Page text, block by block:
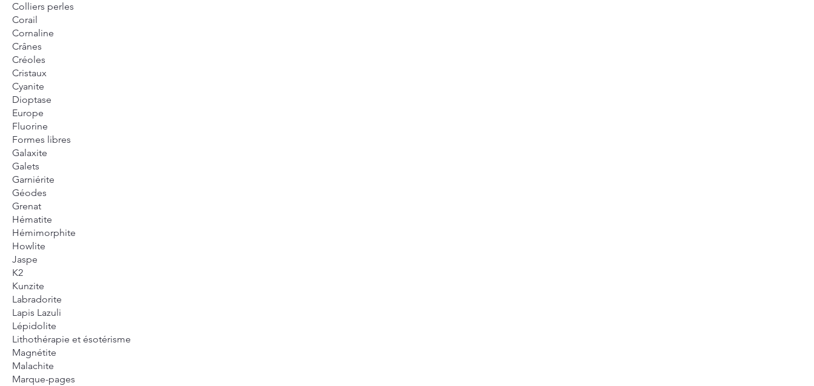
Colliers perles
Corail
Cornaline
Crânes
Créoles
Cristaux
Cyanite
Dioptase
Europe
Fluorine
Formes libres
Galaxite
Galets
Garniérite
Géodes
Grenat
Hématite
Hémimorphite
Howlite
Jaspe
K2
Kunzite
Labradorite
Lapis Lazuli
Lépidolite
Lithothérapie et ésotérisme
Magnétite
Malachite
Marque-pages